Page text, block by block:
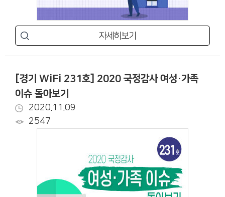
자세히보기
[경기 WiFi 231호] 2020 국정감사 여성·가족
이슈 돌아보기
2020.11.09
2547